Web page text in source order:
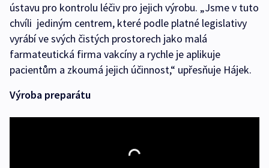
ústavu pro kontrolu léčiv pro jejich výrobu. „Jsme v tuto
chvíli jediným centrem, které podle platné legislativy
vyrábí ve svých čistých prostorech jako malá
farmateutická firma vakcíny a rychle je aplikuje
pacientům a zkoumá jejich účinnost,“ upřesňuje Hájek.
Výroba preparátu